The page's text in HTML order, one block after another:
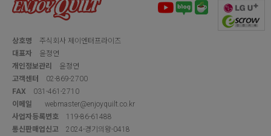
상호명
주식회사 제이엔터프라이즈
대표자
윤정연
개인정보관리
윤정연
고객센터
02-869-2700
FAX
031-461-2710
이메일
webmaster@enjoyquilt.co.kr
사업자등록번호
119-86-61488
통신판매업신고
2024-경기의왕-0418